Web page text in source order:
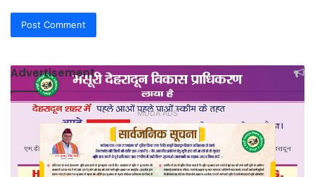
Advertisement
MDDA ADS